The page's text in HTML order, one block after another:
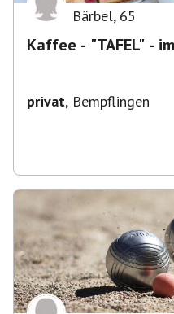
Bärbel, 65
Kaffee - "TAFEL" -
privat, Bempflingen